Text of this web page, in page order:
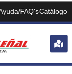
FAQ'sCatálogo